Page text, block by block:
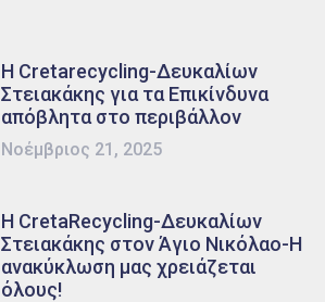
Η Cretarecycling-Δευκαλίων
Στειακάκης για τα Επικίνδυνα
απόβλητα στο περιβάλλον
Νοέμβριος 21, 2025
Η CretaRecycling-Δευκαλίων
Στειακάκης στον Άγιο Νικόλαο-Η
ανακύκλωση μας χρειάζεται
όλους!